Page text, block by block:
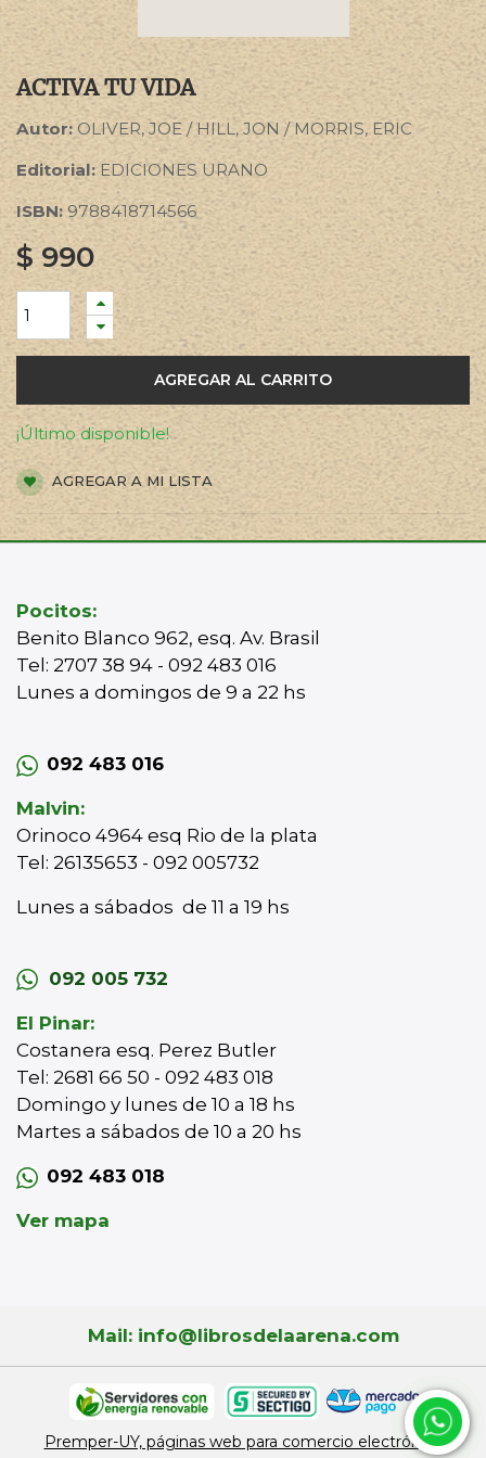
ACTIVA TU VIDA
Autor: OLIVER, JOE / HILL, JON / MORRIS, ERIC
Editorial: EDICIONES URANO
ISBN: 9788418714566
$990
AGREGAR AL CARRITO
¡Último disponible!
AGREGAR A MI LISTA
Pocitos:
Benito Blanco 962, esq. Av. Brasil
Tel: 2707 38 94 - 092 483 016
Lunes a domingos de 9 a 22 hs
092 483 016
Malvin:
Orinoco 4964 esq Rio de la plata
Tel: 26135653 - 092 005732
Lunes a sábados de 11 a 19 hs
092 005 732
El Pinar:
Costanera esq. Perez Butler
Tel: 2681 66 50 - 092 483 018
Domingo y lunes de 10 a 18 hs
Martes a sábados de 10 a 20 hs
092 483 018
Ver mapa
Mail: info@librosdelaarena.com
Premper-UY, páginas web para comercio electrónico